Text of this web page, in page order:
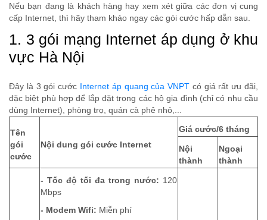
Nếu bạn đang là khách hàng hay xem xét giữa các đơn vị cung
cấp Internet, thì hãy tham khảo ngay các gói cước hấp dẫn sau.
1. 3 gói mạng Internet áp dụng ở khu
vực Hà Nội
Đây là 3 gói cước Internet áp quang của VNPT có giá rất ưu đãi,
đặc biệt phù hợp để lắp đặt trong các hộ gia đình (chỉ có nhu cầu
dùng Internet), phòng trọ, quán cà phê nhỏ,...
Tên
gói
cước
Nội dung gói cước Internet
Giá cước/6 tháng
Nội
thành
Ngoại
thành
- Tốc độ tối đa trong nước: 120
Mbps
- Modem Wifi: Miễn phí